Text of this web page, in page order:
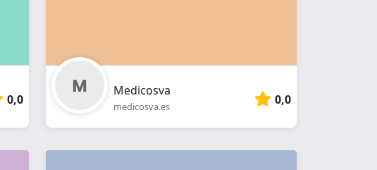
0,0
Medicosva
medicosva.es 0,0